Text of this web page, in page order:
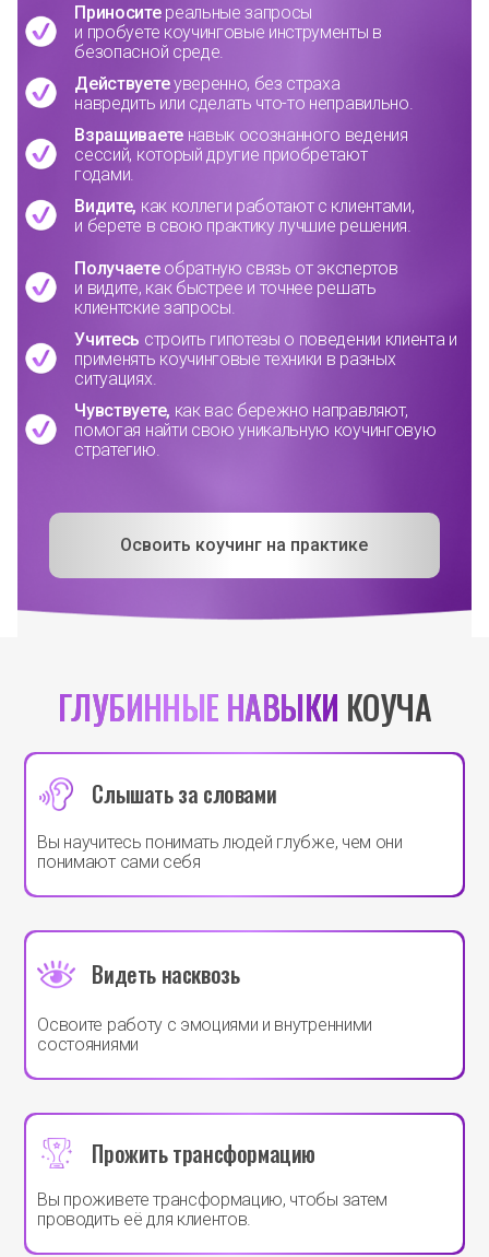
Приноситереальные запросы
и пробуете коучинговые инструменты в
безопасной среде.
Действуетеуверенно, без страха
навредить или сделать что-то неправильно.
Взращиваетенавык осознанного ведения
сессий, который другие приобретают
годами.
Видите, как коллеги работают с клиентами,
и берете в свою практику лучшие решения.
Получаетеобратную связь от экспертов
и видите, как быстрее и точнее решать
клиентские запросы.
Учитесь строить гипотезы о поведении клиента и
применять коучинговые техники в разных
ситуациях.
Чувствуете, как вас бережно направляют,
помогая найти свою уникальную коучинговую
стратегию.
Освоить коучинг на практике
ГЛУБИННЫЕ НАВЫКИ КОУЧА
Слышать за словами
Вы научитесь понимать людей глубже, чем они
понимают сами себя
Видеть насквозь
Освоите работу с эмоциями и внутренними
состояниями
Прожить трансформацию
Вы проживете трансформацию, чтобы затем
проводить её для клиентов.